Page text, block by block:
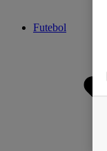
Futebol